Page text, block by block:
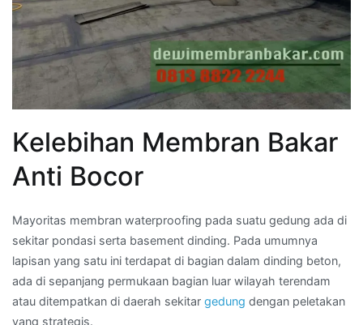
Kelebihan Membran Bakar
Anti Bocor
Mayoritas membran waterproofing pada suatu gedung ada di
sekitar pondasi serta basement dinding. Pada umumnya
lapisan yang satu ini terdapat di bagian dalam dinding beton,
ada di sepanjang permukaan bagian luar wilayah terendam
atau ditempatkan di daerah sekitar gedung dengan peletakan
yang strategis.